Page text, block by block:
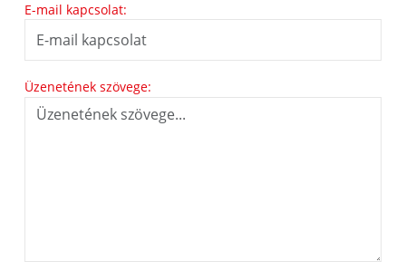
E-mail kapcsolat:
Üzenetének szövege: